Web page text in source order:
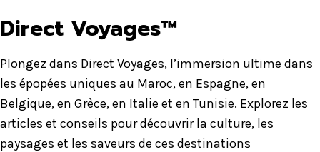
Direct Voyages™
Plongez dans Direct Voyages, l’immersion ultime dans
les épopées uniques au Maroc, en Espagne, en
Belgique, en Grèce, en Italie et en Tunisie. Explorez les
articles et conseils pour découvrir la culture, les
paysages et les saveurs de ces destinations